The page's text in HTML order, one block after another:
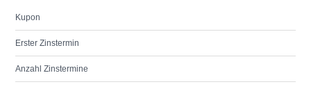
Kupon
Erster Zinstermin
Anzahl Zinstermine